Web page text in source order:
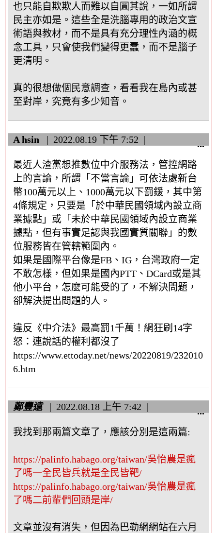
也只能自欺欺人而難以自圓其說，一如所謂
民主亦如是。這些全是洗腦專用的政治文宣
術語與教材，而不是具有充分理性內涵的概
念工具，只會使我們變得更蠢，而不是腦子
更清明。
真的很想做個民意調查，看看我在島內或甚
至對岸，究竟有多少知音。
A hsin 2022.08.19 下午 7:52
最近人渣黨想推數位中介服務法，管控網路
上的言論，所謂「不當言論」可依法處新台
幣100萬元以上、1000萬元以下罰鍰，其中第
4條規定，只要是「於中華民國領域內設立商
業據點」或「未於中華民國領域內設立商業
據點，但有事實足認與我國實質關聯」的數
位服務皆在管轄範圍內。
如果是國際平台像是FB、IG，台灣政府一定
不敢怎樣，但如果是國內PTT、DCard或是其
他小平台，怎麼可能受的了，不解決問題，
卻解決提出問題的人。
違反《中介法》最高罰1千萬！網狂刷14字
怒：連說話的權利都沒了
https://www.ettoday.net/news/20220819/232010
6.htm
...顯
鄭豐遠 2022.08.18 上午 7:42
我找到那兩篇文章了，應該分別是這兩篇:
https://palinfo.habago.org/taiwan/吳怡農是瘋
了嗎一全民皆兵就是全民皆靶/
https://palinfo.habago.org/taiwan/吳怡農是瘋
了嗎二前輩們回頭是岸/
文章並沒有消失，但因為巴勒網網站在六月
...顯